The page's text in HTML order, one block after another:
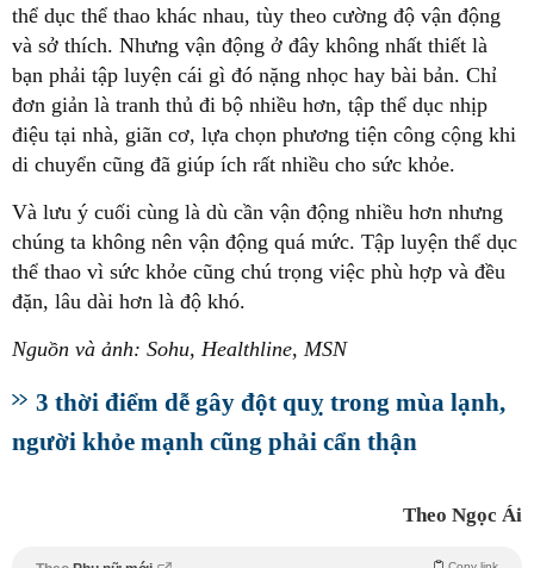
thể dục thể thao khác nhau, tùy theo cường độ vận động
và sở thích. Nhưng vận động ở đây không nhất thiết là
bạn phải tập luyện cái gì đó nặng nhọc hay bài bản. Chỉ
đơn giản là tranh thủ đi bộ nhiều hơn, tập thể dục nhịp
điệu tại nhà, giãn cơ, lựa chọn phương tiện công cộng khi
di chuyển cũng đã giúp ích rất nhiều cho sức khỏe.
Và lưu ý cuối cùng là dù cần vận động nhiều hơn nhưng
chúng ta không nên vận động quá mức. Tập luyện thể dục
thể thao vì sức khỏe cũng chú trọng việc phù hợp và đều
đặn, lâu dài hơn là độ khó.
Nguồn và ảnh: Sohu, Healthline, MSN
3 thời điểm dễ gây đột quỵ trong mùa lạnh,
người khỏe mạnh cũng phải cẩn thận
Theo Ngọc Ái